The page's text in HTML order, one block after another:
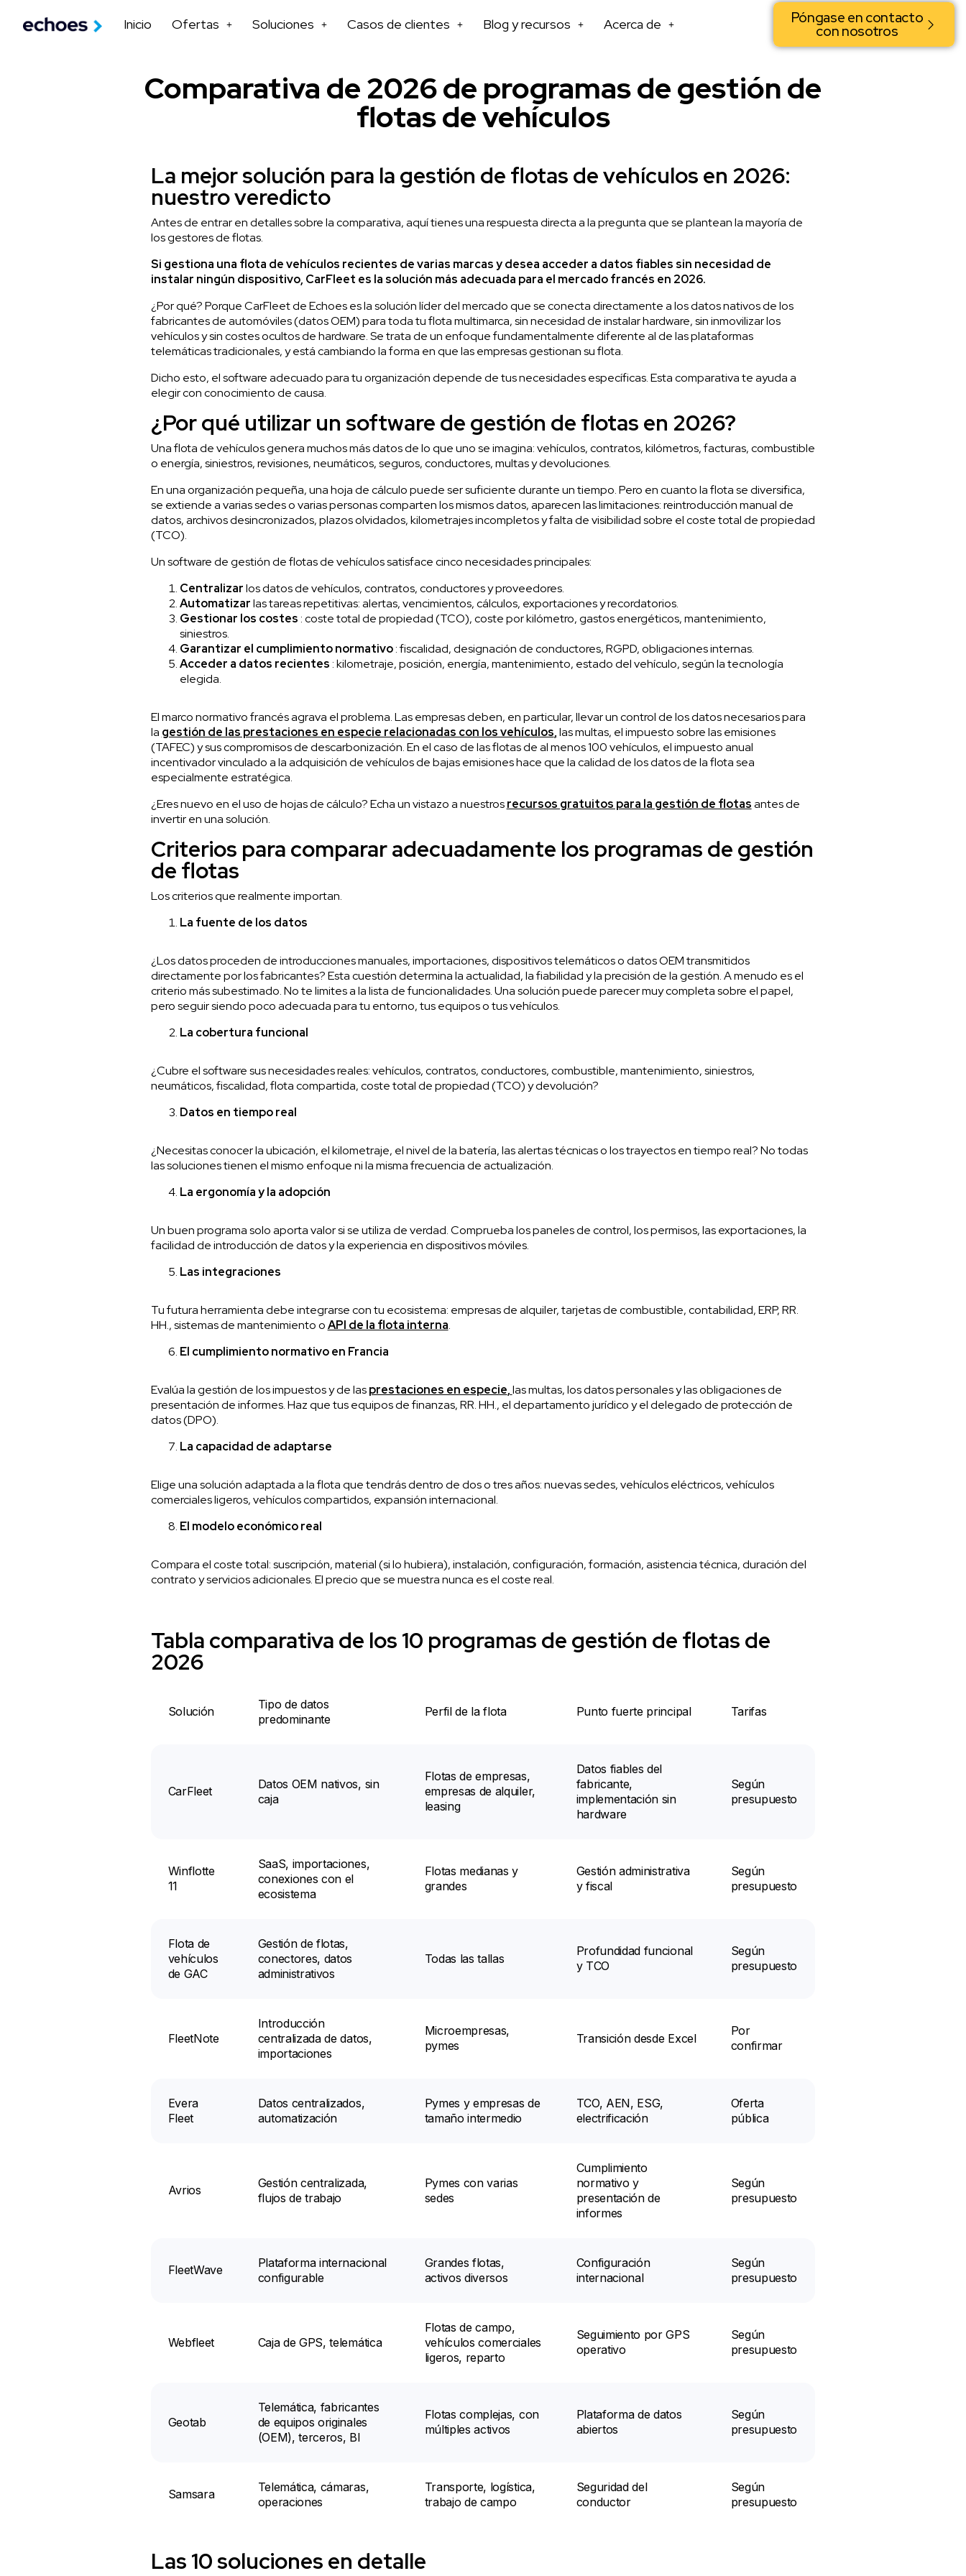
Inicio Ofertas Soluciones Casos de clientes Blog y recursos Acerca de Póngase en contacto
con nosotros
Comparativa de 2026 de programas de gestión de
flotas de vehículos
La mejor solución para la gestión de flotas de vehículos en 2026:
nuestro veredicto
Antes de entrar en detalles sobre la comparativa, aquí tienes una respuesta directa a la pregunta que se plantean la mayoría de
los gestores de flotas.
Si gestiona una flota de vehículos recientes de varias marcas y desea acceder a datos fiables sin necesidad de
instalar ningún dispositivo, CarFleet es la solución más adecuada para el mercado francés en 2026.
¿Por qué? Porque CarFleet de Echoes es la solución líder del mercado que se conecta directamente a los datos nativos de los
fabricantes de automóviles (datos OEM) para toda tu flota multimarca, sin necesidad de instalar hardware, sin inmovilizar los
vehículos y sin costes ocultos de hardware. Se trata de un enfoque fundamentalmente diferente al de las plataformas
telemáticas tradicionales, y está cambiando la forma en que las empresas gestionan su flota.
Dicho esto, el software adecuado para tu organización depende de tus necesidades específicas. Esta comparativa te ayuda a
elegir con conocimiento de causa.
¿Por qué utilizar un software de gestión de flotas en 2026?
Una flota de vehículos genera muchos más datos de lo que uno se imagina: vehículos, contratos, kilómetros, facturas, combustible
o energía, siniestros, revisiones, neumáticos, seguros, conductores, multas y devoluciones.
En una organización pequeña, una hoja de cálculo puede ser suficiente durante un tiempo. Pero en cuanto la flota se diversifica,
se extiende a varias sedes o varias personas comparten los mismos datos, aparecen las limitaciones: reintroducción manual de
datos, archivos desincronizados, plazos olvidados, kilometrajes incompletos y falta de visibilidad sobre el coste total de propiedad
(TCO).
Unsoftware de gestión de flotas de vehículossatisface cinco necesidades principales:
Centralizarlos datos de vehículos, contratos, conductores y proveedores.
Automatizarlas tareas repetitivas: alertas, vencimientos, cálculos, exportaciones y recordatorios.
Gestionar los costes : coste total de propiedad (TCO), coste por kilómetro, gastos energéticos, mantenimiento,
siniestros.
Garantizar el cumplimiento normativo: fiscalidad, designación de conductores, RGPD, obligaciones internas.
Acceder a datos recientes : kilometraje, posición, energía, mantenimiento, estado del vehículo, según la tecnología
elegida.
El marco normativo francés agrava el problema. Las empresas deben, en particular, llevar un control de los datos necesarios para
la gestión de las prestaciones en especie relacionadas con los vehículos,las multas, el impuesto sobre las emisiones
(TAFEC) y sus compromisos de descarbonización. En el caso de las flotas de al menos 100 vehículos, el impuesto anual
incentivador vinculado a la adquisición de vehículos de bajas emisiones hace que la calidad de los datos de la flota sea
especialmente estratégica.
¿Eres nuevo en el uso de hojas de cálculo? Echa un vistazo a nuestrosrecursos gratuitos para la gestión de flotasantes de
invertir en una solución.
Criterios para comparar adecuadamente los programas de gestión
de flotas
Los criterios que realmente importan.
La fuente de los datos
¿Los datos proceden de introducciones manuales, importaciones, dispositivos telemáticos o datos OEM transmitidos
directamente por los fabricantes? Esta cuestión determina la actualidad, la fiabilidad y la precisión de la gestión. A menudo es el
criterio más subestimado. No te limites a la lista de funcionalidades. Una solución puede parecer muy completa sobre el papel,
pero seguir siendo poco adecuada para tu entorno, tus equipos o tus vehículos.
La cobertura funcional
¿Cubre el software sus necesidades reales: vehículos, contratos, conductores, combustible, mantenimiento, siniestros,
neumáticos, fiscalidad, flota compartida, coste total de propiedad (TCO) y devolución?
Datos en tiempo real
¿Necesitas conocer la ubicación, el kilometraje, el nivel de la batería, las alertas técnicas o los trayectos en tiempo real? No todas
las soluciones tienen el mismo enfoque ni la misma frecuencia de actualización.
La ergonomía y la adopción
Un buen programa solo aporta valor si se utiliza de verdad. Comprueba los paneles de control, los permisos, las exportaciones, la
facilidad de introducción de datos y la experiencia en dispositivos móviles.
Las integraciones
Tu futura herramienta debe integrarse con tu ecosistema: empresas de alquiler, tarjetas de combustible, contabilidad, ERP, RR.
HH., sistemas de mantenimiento oAPI de la flota interna.
El cumplimiento normativo en Francia
Evalúa la gestión de los impuestos y de lasprestaciones en especie,las multas, los datos personales y las obligaciones de
presentación de informes. Haz que tus equipos de finanzas, RR. HH., el departamento jurídico y el delegado de protección de
datos (DPO).
La capacidad de adaptarse
Elige una solución adaptada a la flota que tendrás dentro de dos o tres años: nuevas sedes, vehículos eléctricos, vehículos
comerciales ligeros, vehículos compartidos, expansión internacional.
El modelo económico real
Compara el coste total: suscripción, material (si lo hubiera), instalación, configuración, formación, asistencia técnica, duración del
contrato y servicios adicionales. El precio que se muestra nunca es el coste real.
Tabla comparativa de los 10 programas de gestión de flotas de
2026
Solución
Tipo de datos
predominante
Perfil de la flota Punto fuerte principal Tarifas
CarFleet
Datos OEM nativos, sin
caja
Flotas de empresas,
empresas de alquiler,
leasing
Datos fiables del
fabricante,
implementación sin
hardware
Según
presupuesto
Winflotte
11
SaaS, importaciones,
conexiones con el
ecosistema
Flotas medianas y
grandes
Gestión administrativa
y fiscal
Según
presupuesto
Flota de
vehículos
de GAC
Gestión de flotas,
conectores, datos
administrativos
Todas las tallas
Profundidad funcional
y TCO
Según
presupuesto
FleetNote
Introducción
centralizada de datos,
importaciones
Microempresas,
pymes
Transición desde Excel
Por
confirmar
Evera
Fleet
Datos centralizados,
automatización
Pymes y empresas de
tamaño intermedio
TCO, AEN, ESG,
electrificación
Oferta
pública
Avrios
Gestión centralizada,
flujos de trabajo
Pymes con varias
sedes
Cumplimiento
normativo y
presentación de
informes
Según
presupuesto
FleetWave
Plataforma internacional
configurable
Grandes flotas,
activos diversos
Configuración
internacional
Según
presupuesto
Webfleet Caja de GPS, telemática
Flotas de campo,
vehículos comerciales
ligeros, reparto
Seguimiento por GPS
operativo
Según
presupuesto
Geotab
Telemática, fabricantes
de equipos originales
(OEM), terceros, BI
Flotas complejas, con
múltiples activos
Plataforma de datos
abiertos
Según
presupuesto
Samsara
Telemática, cámaras,
operaciones
Transporte, logística,
trabajo de campo
Seguridad del
conductor
Según
presupuesto
Las 10 soluciones en detalle